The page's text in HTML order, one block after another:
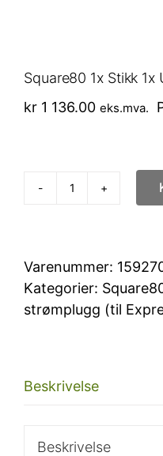
Square80 1x Stikk 1x
kr 1 136.00 eks.mva.
Square80
1x
USB-
C
antall
Varenummer:
Kategorier:
strømplugg (til
Beskrivelse
Beskrivelse